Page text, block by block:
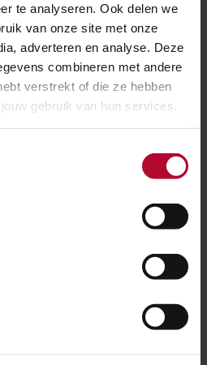
te analyseren. Ook delen we
van onze site met onze
adverteren en analyse. Deze
combineren met andere
verstrekt of die ze hebben
gebruik van hun services.
over de informatie op
direct welke